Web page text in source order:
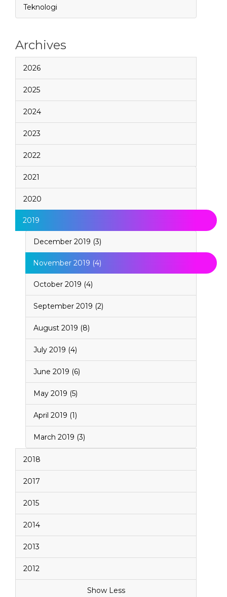
Teknologi
Archives
2026
2025
2024
2023
2022
2021
2020
2019
December 2019 (3)
November 2019 (4)
October 2019 (4)
September 2019 (2)
August 2019 (8)
July 2019 (4)
June 2019 (6)
May 2019 (5)
April 2019 (1)
March 2019 (3)
2018
2017
2015
2014
2013
2012
Show Less